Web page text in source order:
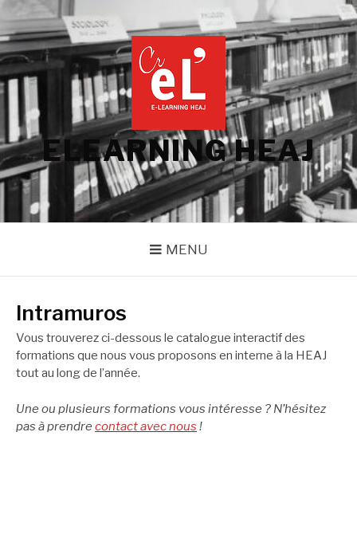
Aller
contenu
ELEARNING HEAJ
MENU
Intramuros
Vous trouverez ci-dessous le catalogue interactif des
formations que nous vous proposons en interne à la HEAJ
tout au long de l’année.
Une ou plusieurs formations vous intéresse ? N’hésitez
pas à prendre contact avec nous !